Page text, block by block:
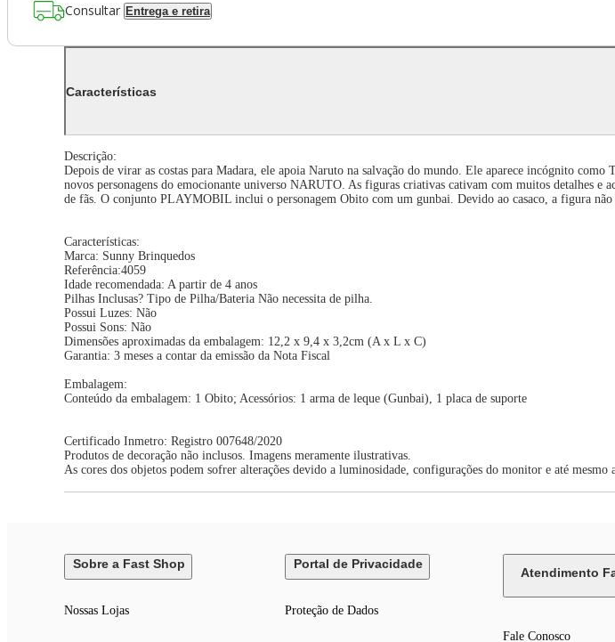
Consultar Entrega e retira
Características
Descrição:
Depois de virar as costas para Madara, ele apoia Naruto na salvação do mundo. Ele aparece incógnito
novos personagens do emocionante universo NARUTO. As figuras criativas cativam com muitos detalhes e
de fãs. O conjunto PLAYMOBIL inclui o personagem Obito com um gunbai. Devido ao casaco, a figura não
Características:
Marca: Sunny Brinquedos
Referência:4059
Idade recomendada: A partir de 4 anos
Pilhas Inclusas? Tipo de Pilha/Bateria Não necessita de pilha.
Possui Luzes: Não
Possui Sons: Não
Dimensões aproximadas da embalagem: 12,2 x 9,4 x 3,2cm (A x L x C)
Garantia: 3 meses a contar da emissão da Nota Fiscal
Embalagem:
Conteúdo da embalagem: 1 Obito; Acessórios: 1 arma de leque (Gunbai), 1 placa de suporte
Certificado Inmetro: Registro 007648/2020
Produtos de decoração não inclusos. Imagens meramente ilustrativas.
As cores dos objetos podem sofrer alterações devido a luminosidade, configurações do monitor e até mesmo
Sobre a Fast Shop
Nossas Lojas
Portal de Privacidade
Proteção de Dados
Atendimento
Fale Conosco